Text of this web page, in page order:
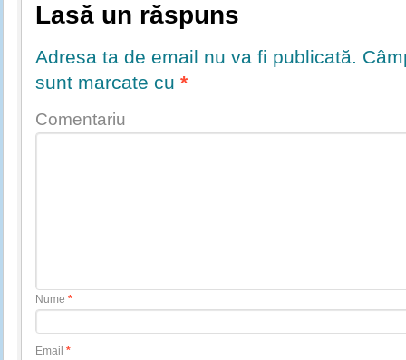
Lasă un răspuns
Adresa ta de email nu va fi publicată.
sunt marcate cu *
Comentariu
Nume *
Email *